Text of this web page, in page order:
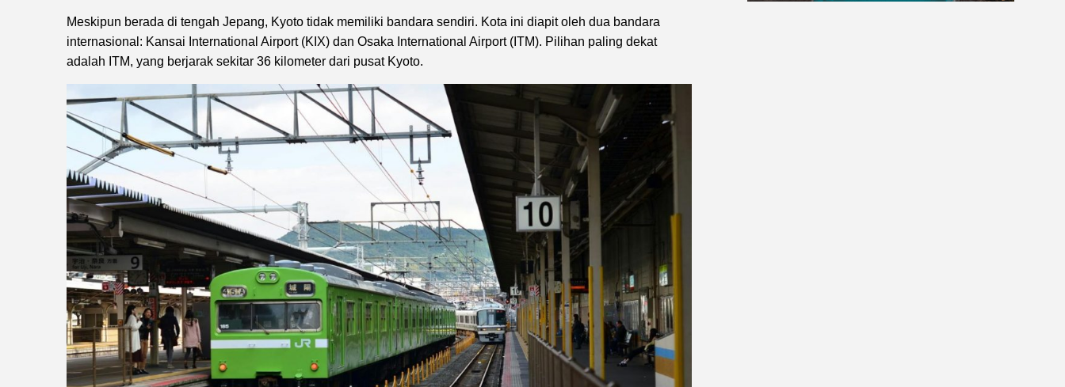
Meskipun berada di tengah Jepang, Kyoto tidak memiliki bandara sendiri. Kota ini diapit oleh dua bandara
internasional: Kansai International Airport (KIX) dan Osaka International Airport (ITM). Pilihan paling dekat
adalah ITM, yang berjarak sekitar 36 kilometer dari pusat Kyoto.